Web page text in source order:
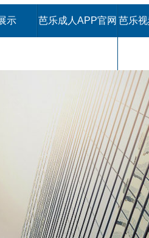
示 芭乐成人APP官网 芭乐